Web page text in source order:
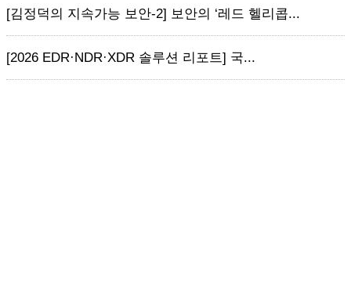
[김정덕의 지속가능 보안-2] 보안의 ‘레드 헬리콥...
[2026 EDR·NDR·XDR 솔루션 리포트] 국...